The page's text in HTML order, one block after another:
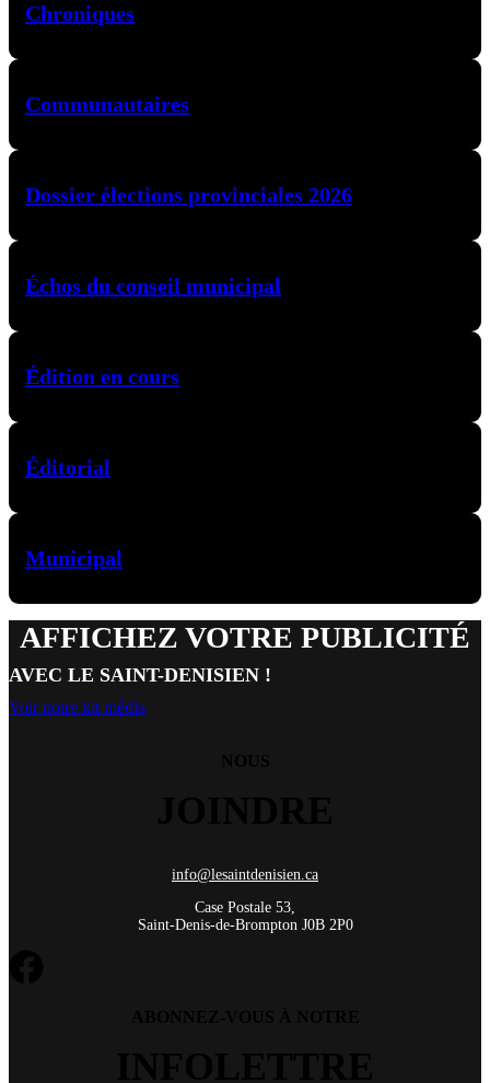
Chroniques
Communautaires
Dossier élections provinciales 2026
Échos du conseil municipal
Édition en cours
Éditorial
Municipal
AFFICHEZ VOTRE PUBLICITÉ
AVEC LE SAINT-DENISIEN !
Voir notre kit média
info@lesaintdenisien.ca
Case Postale 53,
Saint-Denis-de-Brompton J0B 2P0